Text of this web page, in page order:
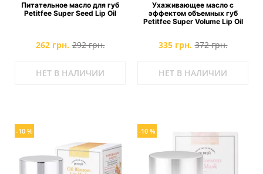
Питательное масло для губ
Petitfee Super Seed Lip Oil
262 грн. 292 грн.
НЕТ В НАЛИЧИИ
Ухаживающее масло с
эффектом объемных губ
Petitfee Super Volume Lip Oil
335 грн. 372 грн.
НЕТ В НАЛИЧИИ
-10 % -10 %